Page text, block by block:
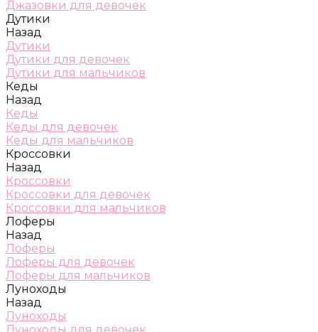
Джазовки для девочек
Дутики
Назад
Дутики
Дутики для девочек
Дутики для мальчиков
Кеды
Назад
Кеды
Кеды для девочек
Кеды для мальчиков
Кроссовки
Назад
Кроссовки
Кроссовки для девочек
Кроссовки для мальчиков
Лоферы
Назад
Лоферы
Лоферы для девочек
Лоферы для мальчиков
Луноходы
Назад
Луноходы